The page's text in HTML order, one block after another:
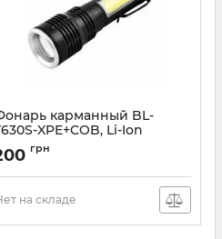
карманный BL-
XPE+COB, Li-Ion
аккумулятор
грн
на складе